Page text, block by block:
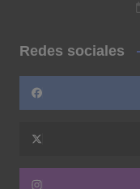
Redes sociales